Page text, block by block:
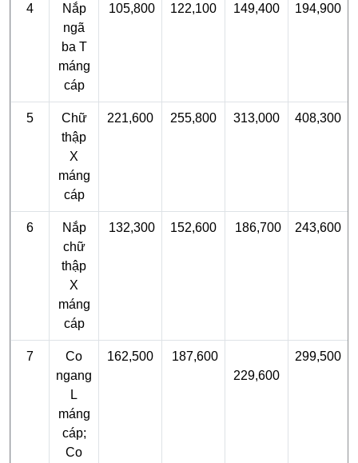
4
Nắp
ngã
ba T
máng
cáp
105,800 122,100 149,400 194,900
5
Chữ
thập
X
máng
cáp
221,600 255,800 313,000 408,300
6
Nắp
chữ
thập
X
máng
cáp
132,300 152,600 186,700 243,600
7
Co
ngang
L
máng
cáp;
Co
162,500
187,600
229,600
299,500